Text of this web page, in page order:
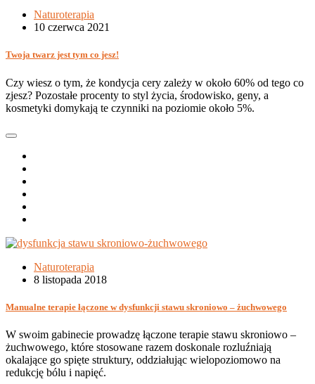
Naturoterapia
10 czerwca 2021
Twoja twarz jest tym co jesz!
Czy wiesz o tym, że kondycja cery zależy w około 60% od tego co
zjesz? Pozostałe procenty to styl życia, środowisko, geny, a
kosmetyki domykają te czynniki na poziomie około 5%.
Naturoterapia
8 listopada 2018
Manualne terapie łączone w dysfunkcji stawu skroniowo – żuchwowego
W swoim gabinecie prowadzę łączone terapie stawu skroniowo –
żuchwowego, które stosowane razem doskonale rozluźniają
okalające go spięte struktury, oddziałując wielopoziomowo na
redukcję bólu i napięć.